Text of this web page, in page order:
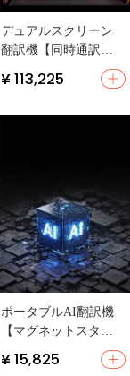
デュアルスクリーン
翻訳機【同時通訳・
多言語対応・リアル
タイム対話】
¥ 113,225
ポータブルAI翻訳機
【マグネットスタン
ド付き・海外旅行に
最適・スマート翻
¥ 15,825